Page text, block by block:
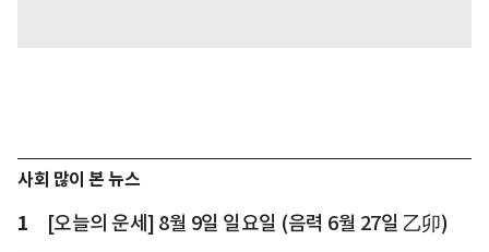
사회 많이 본 뉴스
1 [오늘의 운세] 8월 9일 일요일 (음력 6월 27일 乙卯)